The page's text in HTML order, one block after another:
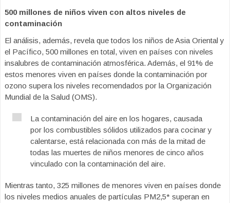
500 millones de niños viven con altos niveles de
contaminación
El análisis, además, revela que todos los niños de Asia Oriental y
el Pacífico, 500 millones en total, viven en países con niveles
insalubres de contaminación atmosférica. Además, el 91% de
estos menores viven en países donde la contaminación por
ozono supera los niveles recomendados por la Organización
Mundial de la Salud (OMS).
La contaminación del aire en los hogares, causada
por los combustibles sólidos utilizados para cocinar y
calentarse, está relacionada con más de la mitad de
todas las muertes de niños menores de cinco años
vinculado con la contaminación del aire.
Mientras tanto, 325 millones de menores viven en países donde
los niveles medios anuales de partículas PM2,5* superan en